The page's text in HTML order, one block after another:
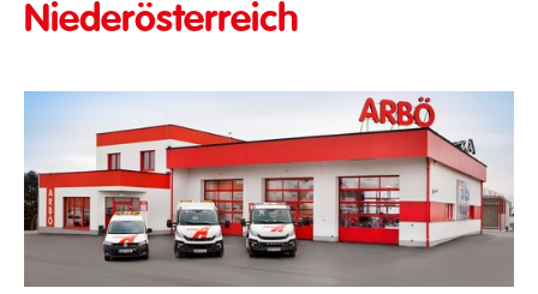
Niederösterreich